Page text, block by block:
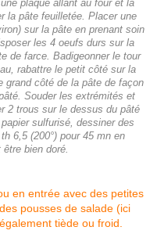
plaque allant au four et la
la pâte feuilletée. Placer une
sur la pâte en prenant soin
les 4 oeufs durs sur la
de farce. Badigeonner le tour
rabattre le petit côté sur la
grand côté de la pâte de façon
Souder les extrémités et
2 trous sur le dessus du pâté
sulfurisé, dessiner des
6,5 (200°) pour 45 mn en
bien doré.